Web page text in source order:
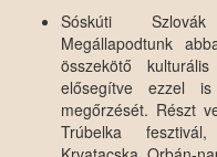
Sóskúti Szlovák
Megállapodtunk
összekötő
elősegítve ezzel
megőrzését. Részt
Trúbelka